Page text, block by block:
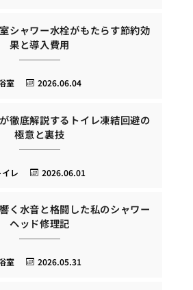
シャワー水栓がもたらす節約効
果と導入費用
2026.06.04
室
徹底解説するトイレ凍結回避の
極意と裏技
2026.06.01
イレ
く水音と格闘した私のシャワー
ヘッド修理記
2026.05.31
室